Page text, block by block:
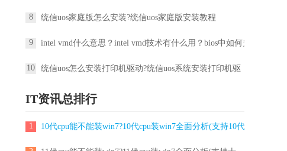
8 统信uos家庭版怎么安装?统信uos家庭版安装教程
9 intel vmd什么意思？intel vmd技术有什么用？bios中如何关
10 统信uos怎么安装打印机驱动?统信uos系统安装打印机驱
IT资讯总排行
1 10代cpu能不能装win7?10代cpu装win7全面分析(支持10代